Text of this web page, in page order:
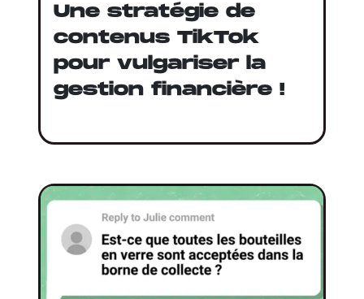
Une stratégie de
contenus TikTok
pour vulgariser la
gestion financière !